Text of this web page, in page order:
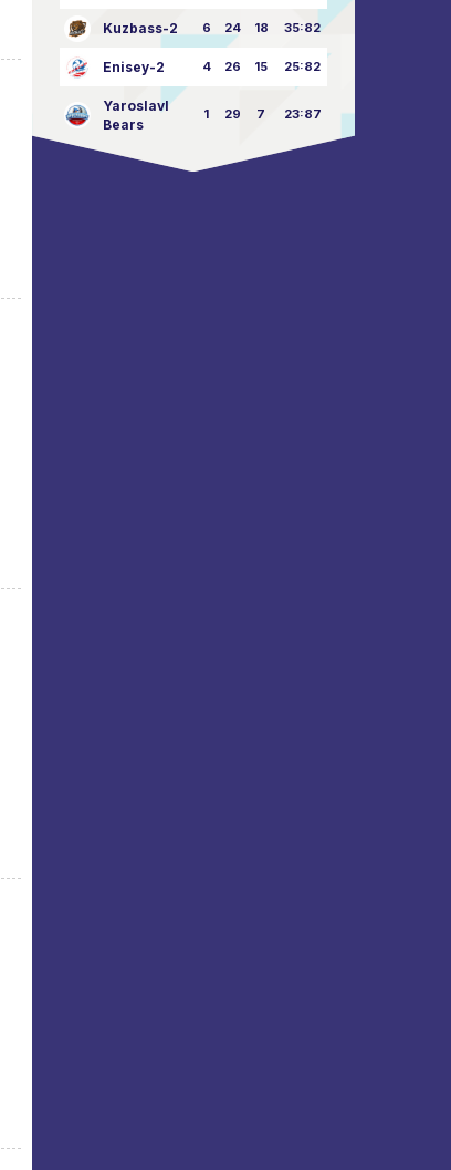
Kuzbass-2 6 24 18 35:82
Enisey-2 4 26 15 25:82
Yaroslavl
Bears
1 29 7 23:87